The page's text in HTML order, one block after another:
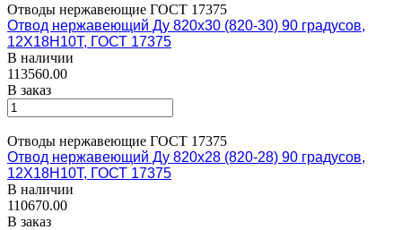
Отводы нержавеющие ГОСТ 17375
Отвод нержавеющий Ду 820х30 (820-30) 90 градусов,
12Х18Н10Т, ГОСТ 17375
В наличии
113560.00
В заказ
Отводы нержавеющие ГОСТ 17375
Отвод нержавеющий Ду 820х28 (820-28) 90 градусов,
12Х18Н10Т, ГОСТ 17375
В наличии
110670.00
В заказ